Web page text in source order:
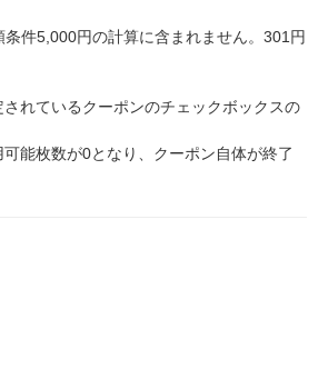
件5,000円の計算に含まれません。301円
れているクーポンのチェックボックスの
能枚数が0となり、クーポン自体が終了